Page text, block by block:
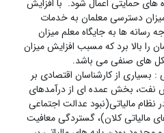
های حمایتی اعمال شود. با افزایش
دسترسی معلمان به خدمات
رسانه ها به جایگاه معلم میزان
را بالا برد که مسبب افزایش میزان
های صنفی می باشد.
: بسیاری از کارشناسان اقتصادی بر
نفت، بخش عمده ای از درآمدهای
نظام مالیاتی(نبود عدالت اجتماعی
مالیاتی کلان)، گستردگی معافیت